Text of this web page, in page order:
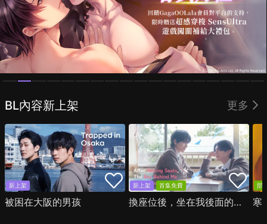
BL內容新上架 更多
新上架
被困在大阪的男孩
新上架 首集免費
換座位後，坐在我後面的男生好像喜歡我
部
寒